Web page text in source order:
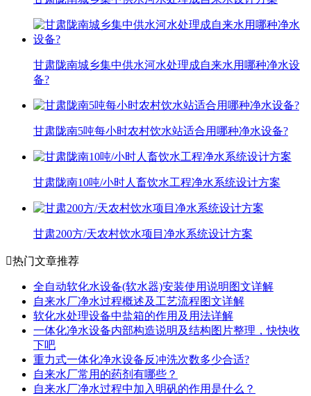
甘肃陇南城乡集中供水河水处理成自来水用哪种净水设
备?
甘肃陇南5吨每小时农村饮水站适合用哪种净水设备?
甘肃陇南10吨/小时人畜饮水工程净水系统设计方案
甘肃200方/天农村饮水项目净水系统设计方案
热门文章推荐
全自动软化水设备(软水器)安装使用说明图文详解
自来水厂净水过程概述及工艺流程图文详解
软化水处理设备中盐箱的作用及用法详解
一体化净水设备内部构造说明及结构图片整理，快快收
下吧
重力式一体化净水设备反冲洗次数多少合适?
自来水厂常用的药剂有哪些？
自来水厂净水过程中加入明矾的作用是什么？